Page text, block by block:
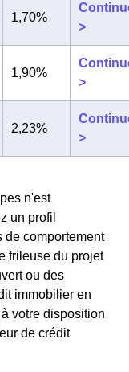
1,70%
>
1,90%
>
2,23%
>
n'est
un profil
de comportement
frileuse du projet
ou des
immobilier en
votre disposition
de crédit